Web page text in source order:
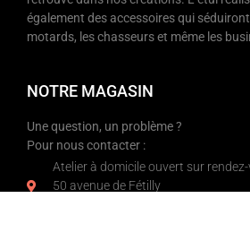
également des accessoires qui
motards, les chasseurs et même les
NOTRE MAGASIN
Une question, un problème ?
Pour nous contacter :
Atelier à domicile ouvert sur
50 avenue de Fétilly